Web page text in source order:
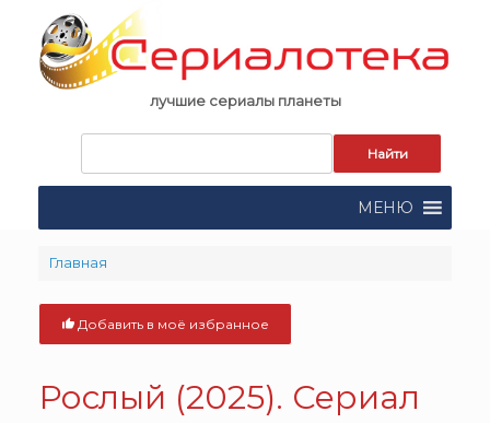
content
лучшие сериалы планеты
поиска:
МЕНЮ
Главная
Добавить в моё избранное
Рослый (2025). Сериал